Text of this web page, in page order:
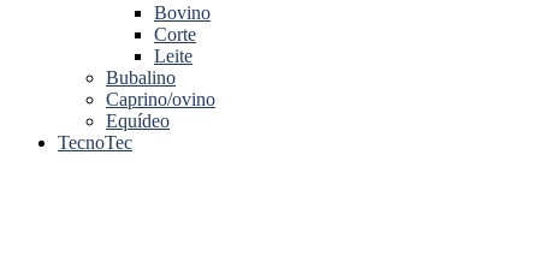
Bovino
Corte
Leite
Bubalino
Caprino/ovino
Equídeo
TecnoTec